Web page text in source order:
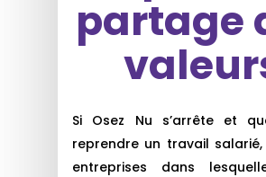
partage
Si Osez Nu s’arrête et
reprendre un travail
entreprises dans